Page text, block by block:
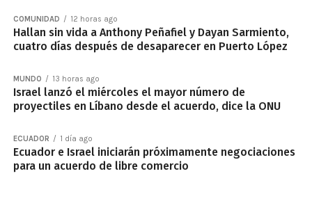
COMUNIDAD 12 horas ago
Hallan sin vida a Anthony Peñafiel y Dayan Sarmiento,
cuatro días después de desaparecer en Puerto López
MUNDO 13 horas ago
Israel lanzó el miércoles el mayor número de
proyectiles en Líbano desde el acuerdo, dice la ONU
ECUADOR 1 día ago
Ecuador e Israel iniciarán próximamente negociaciones
para un acuerdo de libre comercio